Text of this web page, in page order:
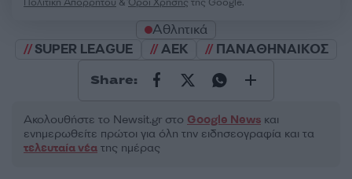
Αθλητικά
SUPER LEAGUE
ΑΕΚ ΠΑΝΑΘΗΝΑΙΚΟΣ
Share:
Ακολουθήστε το Νewsit.gr στο Google News και
ενημερωθείτε πρώτοι για όλη την ειδησεογραφία και τα
τελευταία νέα της ημέρας